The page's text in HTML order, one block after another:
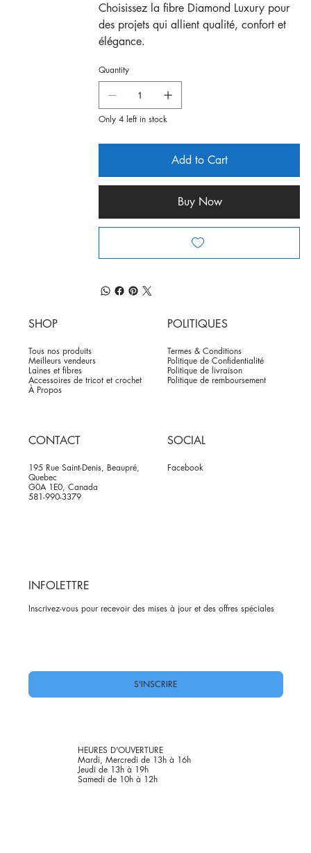
Choisissez la fibre Diamond Luxury pour
des projets qui allient qualité, confort et
élégance.
Quantity
Only 4 left in stock
Add to Cart
Buy Now
SHOP
Tous nos produits
Meilleurs vendeurs
Laines et fibres
Accessoires de tricot et crochet
À Propos
POLITIQUES
Termes & Conditions
Politique de Confidentialité
Politique de livraison
Politique de remboursement
CONTACT
195 Rue Saint-Denis, Beaupré,
Quebec
G0A 1E0, Canada
581-990-3379
SOCIAL
Facebook
INFOLETTRE
Inscrivez-vous pour recevoir des mises à jour et des offres spéciales
S'INSCRIRE
HEURES D'OUVERTURE
Mardi, Mercredi de 13h à 16h
Jeudi de 13h à 19h
Samedi de 10h à 12h